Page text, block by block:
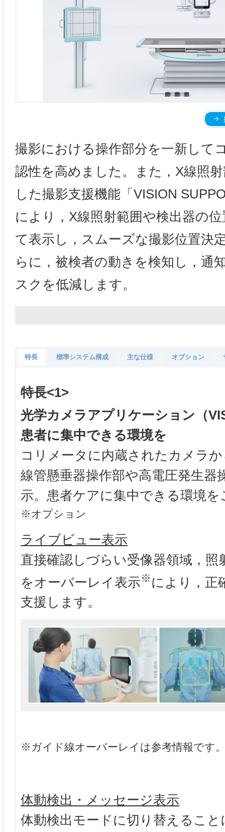
撮影における操作部分を一新して
認性を高めました。また，X線照
した撮影支援機能「VISION
により，X線照射範囲や検出器の
て表示し，スムーズな撮影位置決
らに，被検者の動きを検知し，通
スクを低減します。
特長 標準システム構成 主な仕様 オプション
特長<1>
光学カメラアプリケーション（
患者に集中できる環境を
コリメータに内蔵されたカメラ
線管懸垂器操作部や高電圧発生器
示。患者ケアに集中できる環境
※オプション
ライブビュー表示
直接確認しづらい受像器領域，照
をオーバーレイ表示※ により，正
支援します。
※ガイド線オーバーレイは参考情報です
体動検出・メッセージ表示
体動検出モードに切り替えるこ